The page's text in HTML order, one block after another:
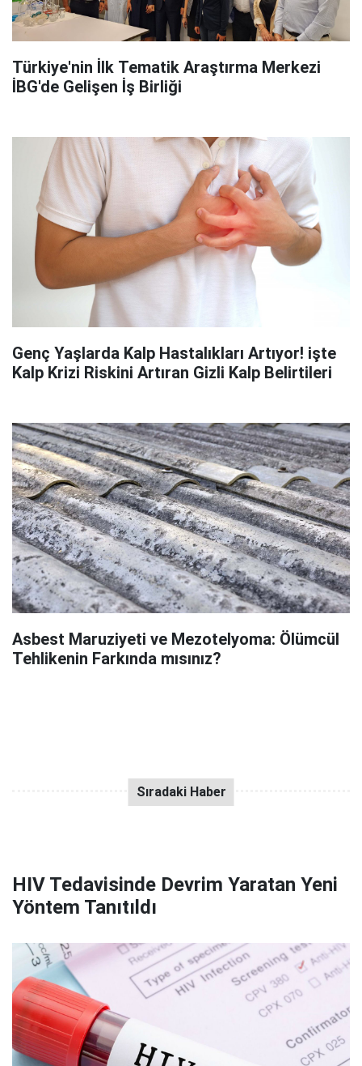
Türkiye'nin İlk Tematik Araştırma Merkezi
İBG'de Gelişen İş Birliği
Genç Yaşlarda Kalp Hastalıkları Artıyor! işte
Kalp Krizi Riskini Artıran Gizli Kalp Belirtileri
Asbest Maruziyeti ve Mezotelyoma: Ölümcül
Tehlikenin Farkında mısınız?
HIV Tedavisinde Devrim Yaratan Yeni
Yöntem Tanıtıldı